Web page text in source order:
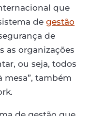
que
de gestão
de
as organizações
ou seja, todos
mesa”, também